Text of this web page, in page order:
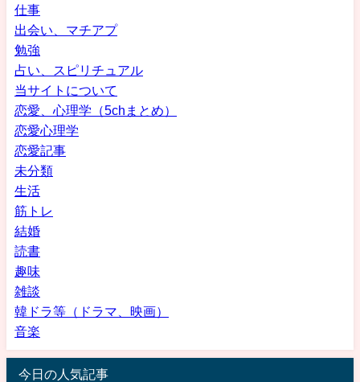
仕事
出会い、マチアプ
勉強
占い、スピリチュアル
当サイトについて
恋愛、心理学（5chまとめ）
恋愛心理学
恋愛記事
未分類
生活
筋トレ
結婚
読書
趣味
雑談
韓ドラ等（ドラマ、映画）
音楽
今日の人気記事